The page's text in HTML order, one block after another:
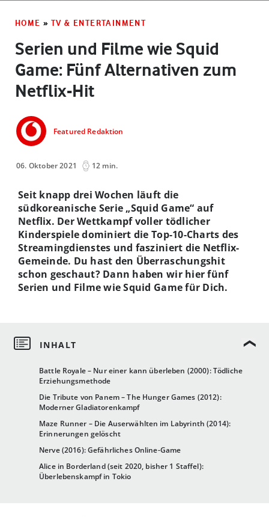
HOME » TV & ENTERTAINMENT
Serien und Filme wie Squid
Game: Fünf Alternativen zum
Netflix-Hit
Featured Redaktion
06. Oktober 2021 12 min.
Battle Royale – Nur einer kann überleben (2000): Tödliche
Erziehungsmethode
Die Tribute von Panem – The Hunger Games (2012):
Moderner Gladiatorenkampf
Maze Runner – Die Auserwählten im Labyrinth (2014):
Erinnerungen gelöscht
Nerve (2016): Gefährliches Online-Game
Alice in Borderland (seit 2020, bisher 1 Staffel):
Überlebenskampf in Tokio
Seit knapp drei Wochen läuft die
südkoreanische Serie „Squid Game“ auf
Netflix. Der Wettkampf voller tödlicher
Kinderspiele dominiert die Top-10-Charts des
Streamingdienstes und fasziniert die Netflix-
Gemeinde. Du hast den Überraschungshit
schon geschaut? Dann haben wir hier fünf
Serien und Filme wie Squid Game für Dich.